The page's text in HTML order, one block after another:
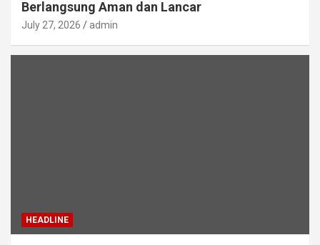
Berlangsung Aman dan Lancar
July 27, 2026 admin
HEADLINE